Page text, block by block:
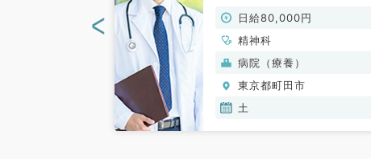
日給80,000円
精神科
病院（療養）
東京都町田市
土
<